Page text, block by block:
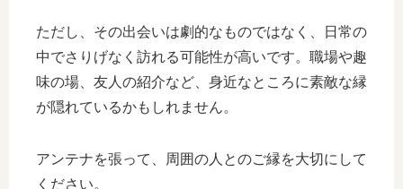
ただし、その出会いは劇的なものではなく、日常の
中でさりげなく訪れる可能性が高いです。職場や趣
味の場、友人の紹介など、身近なところに素敵な縁
が隠れているかもしれません。
アンテナを張って、周囲の人とのご縁を大切にして
ください。